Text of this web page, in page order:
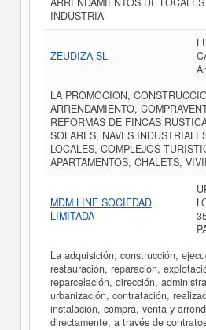
INDUSTRIA
ZEUDIZA SL
LA PROMOCION,
ARRENDAMIENTO,
REFORMAS DE FINCAS
SOLARES, NAVES
LOCALES, COMPLEJOS
APARTAMENTOS, CHALETS,
MDM LINE SOCIEDAD
LIMITADA
La adquisición, construcción,
restauración, reparación,
reparcelación, dirección,
urbanización, contratación,
instalación, compra, venta y
directamente; a través de